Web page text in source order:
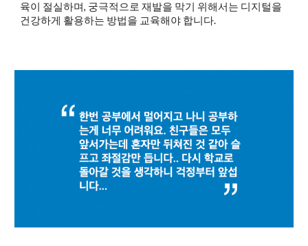
육이 절실하며, 궁극적으로 재발을 막기 위해서는 디지털을
건강하게 활용하는 방법을 교육해야 합니다.